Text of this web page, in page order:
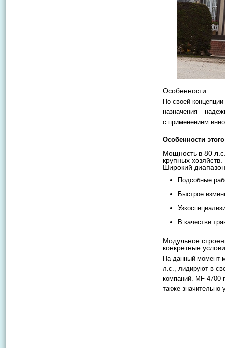
Особенности
По своей
назначения –
с применением
Особенности
Мощность в 80
крупных хозяйств.
Широкий
Подсобные
Быстрое
В качестве
Модульное
конкретные
На данный момент
л.с., лидируют в
компаний. MF-4700
также значительно